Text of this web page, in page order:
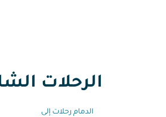
الرحلات
الدمام رحلات إلى